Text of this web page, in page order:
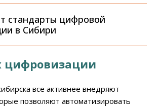
стандарты цифровой
в Сибири
цифровизации
все активнее внедряют
позволяют автоматизировать